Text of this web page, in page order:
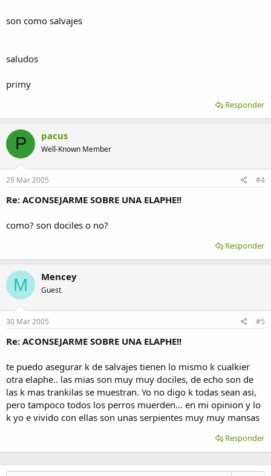
son como salvajes
saludos
primy
Responder
P pacus
Well-Known Member
29 Mar 2005 #4
Re: ACONSEJARME SOBRE UNA ELAPHE!!
como? son dociles o no?
Responder
M Mencey
Guest
30 Mar 2005 #5
Re: ACONSEJARME SOBRE UNA ELAPHE!!
te puedo asegurar k de salvajes tienen lo mismo k cualkier
otra elaphe.. las mias son muy muy dociles, de echo son de
las k mas trankilas se muestran. Yo no digo k todas sean asi,
pero tampoco todos los perros muerden... en mi opinion y lo
k yo e vivido con ellas son unas serpientes muy muy mansas
Responder